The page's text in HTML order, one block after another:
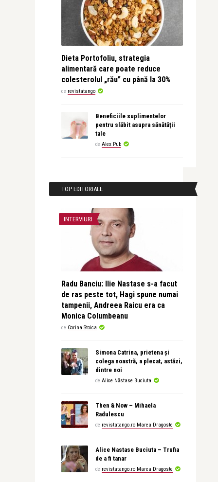
Dieta Portofoliu, strategia
alimentară care poate reduce
colesterolul „rău” cu până la 30%
de revistatango
Beneficiile suplimentelor
pentru slăbit asupra sănătății
tale
de Alex Pub
TOP EDITORIALE
INTERVIURI
Radu Banciu: Ilie Nastase s-a facut
de ras peste tot, Hagi spune numai
tampenii, Andreea Raicu era ca
Monica Columbeanu
de Corina Stoica
Simona Catrina, prietena și
colega noastră, a plecat, astăzi,
dintre noi
de Alice Năstase Buciuta
Then & Now – Mihaela
Radulescu
de revistatango.ro Marea Dragoste
Alice Nastase Buciuta – Trufia
de a fi tanar
de revistatango.ro Marea Dragoste